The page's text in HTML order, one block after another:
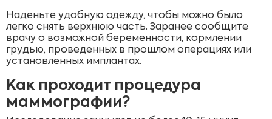
Наденьте удобную одежду, чтобы можно было
легко снять верхнюю часть. Заранее сообщите
врачу о возможной беременности, кормлении
грудью, проведенных в прошлом операциях или
установленных имплантах.
Как проходит процедура
маммографии?